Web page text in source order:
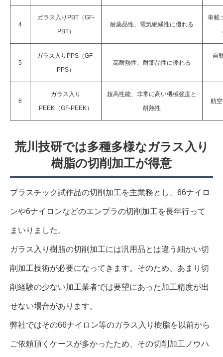
4
ガラス入りPBT（GF-
PBT）
耐薬品性、電気絶縁性に優れる
車載
5
ガラス入りPPS（GF-
PPS）
高耐熱性、耐薬品性に優れる
自
6
ガラス入り
PEEK（GF-PEEK）
超高性能、非常に高い機械強度と
耐熱性
航
荒川技研では多種多様なガラス入り
樹脂の切削加工が得意
プラスチック試作品の切削加工を主業務とし、66ナイロ
ンや6ナイロンなどのエンプラの切削加工を長年行って
まいりました。
ガラス入り樹脂の切削加工には汎用品とは違う細かい切
削加工技術が必要になってきます。そのため、あまり切
削経験の少ない加工業者では要望にあった加工精度が出
せない場合があります。
弊社ではその66ナイロン等のガラス入り樹脂を以前から
ご依頼頂くケースが多かったため、その切削加工ノウハ